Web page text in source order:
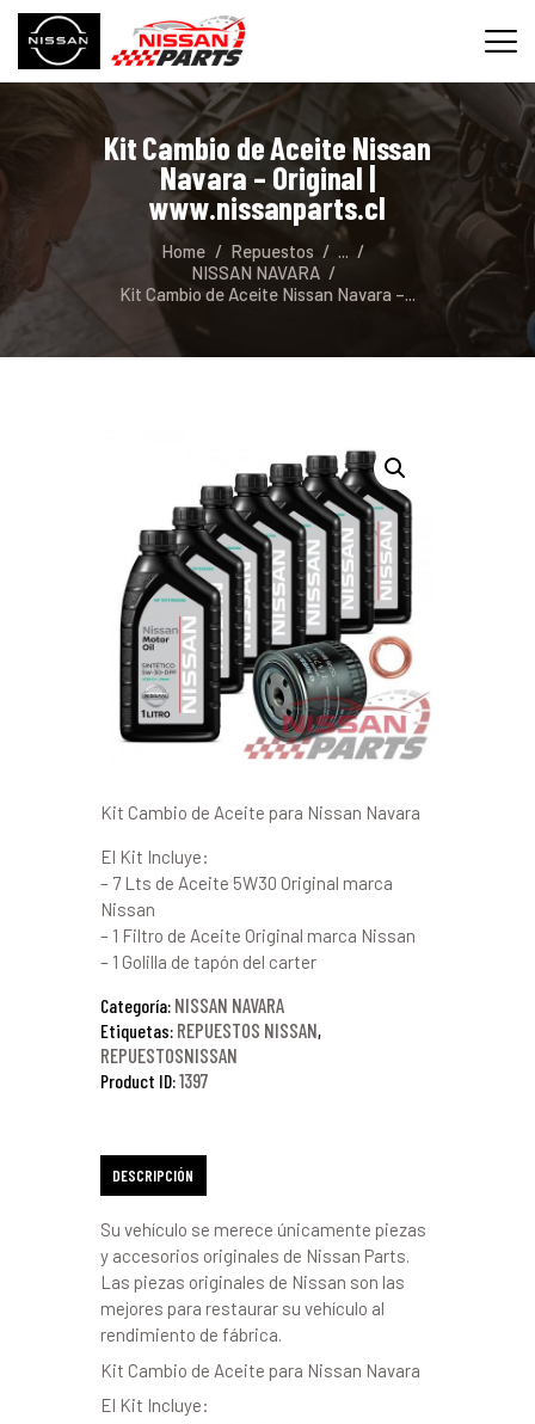
Kit Cambio de Aceite Nissan
Navara – Original |
www.nissanparts.cl
Home Repuestos
...
NISSAN NAVARA
Kit Cambio de Aceite Nissan Navara –...
INICIO
SERVICIOS
REPUESTOS
CONTACTO
Kit Cambio de Aceite para Nissan Navara
El Kit Incluye:
– 7 Lts de Aceite 5W30 Original marca
Nissan
– 1 Filtro de Aceite Original marca Nissan
– 1 Golilla de tapón del carter
Categoría: NISSAN NAVARA
Etiquetas: REPUESTOS NISSAN,
REPUESTOSNISSAN
Product ID:1397
DESCRIPCIÓN
Su vehículo se merece únicamente piezas
y accesorios originales de Nissan Parts.
Las piezas originales de Nissan son las
mejores para restaurar su vehículo al
rendimiento de fábrica.
Kit Cambio de Aceite para Nissan Navara
El Kit Incluye: